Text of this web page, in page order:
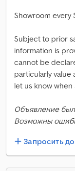
Showroom every
Subject to prior
information is
cannot be
particularly value
let us know
Объявление
Возможны
Запросить